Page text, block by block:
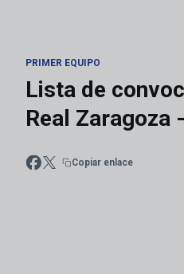
PRIMER EQUIPO
Lista de
Real Zaragoza
Copiar enlace